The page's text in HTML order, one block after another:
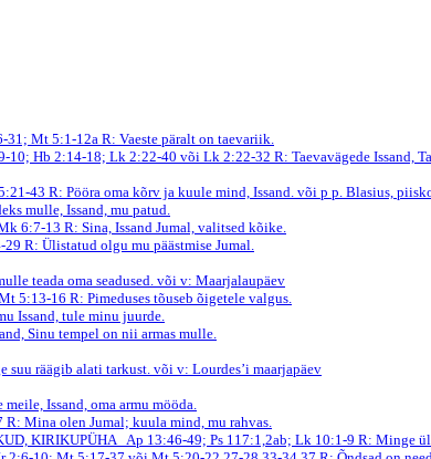
31; Mt 5:1-12aR: Vaeste päralt on taevariik.
10; Hb 2:14-18; Lk 2:22-40 või Lk 2:22-32 R: Taevavägede Issand,
43 R: Pööra oma kõrv ja kuule mind, Issand. või p p. Blasius,
mulle, Issand, mu patud.
6:7-13 R: Sina, Issand Jumal, valitsed kõike.
29 R: Ülistatud olgu mu päästmise Jumal.
teada oma seadused. või v: Maarjalaupäev
5:13-16 R: Pimeduses tõuseb õigetele valgus.
Issand, tule minu juurde.
Sinu tempel on nii armas mulle.
suu räägib alati tarkust. või v: Lourdes’i maarjapäev
meile, Issand, oma armu mööda.
R: Mina olen Jumal; kuula mind, mu rahvas.
KIRIKUPÜHA Ap 13:46-49; Ps 117:1,2ab; Lk 10:1-9 R: Minge